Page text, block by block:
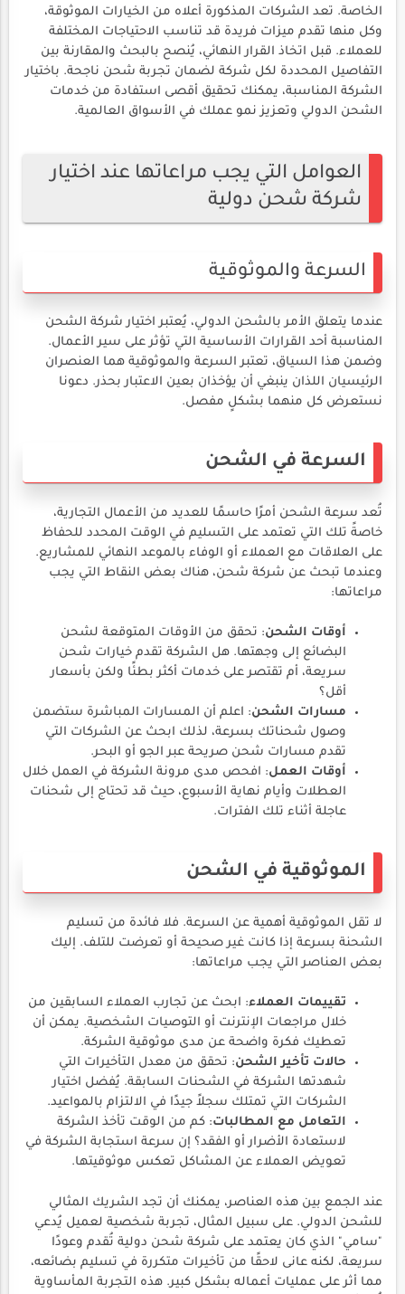
الخاصة. تعد الشركات المذكورة أعلاه من الخيارات الموثوقة،
وكل منها تقدم ميزات فريدة قد تناسب الاحتياجات المختلفة
للعملاء. قبل اتخاذ القرار النهائي، يُنصح بالبحث والمقارنة بين
التفاصيل المحددة لكل شركة لضمان تجربة شحن ناجحة. باختيار
الشركة المناسبة، يمكنك تحقيق أقصى استفادة من خدمات
الشحن الدولي وتعزيز نمو عملك في الأسواق العالمية.
العوامل التي يجب مراعاتها عند اختيار
شركة شحن دولية
السرعة والموثوقية
عندما يتعلق الأمر بالشحن الدولي، يُعتبر اختيار شركة الشحن
المناسبة أحد القرارات الأساسية التي تؤثر على سير الأعمال.
وضمن هذا السياق، تعتبر السرعة والموثوقية هما العنصران
الرئيسيان اللذان ينبغي أن يؤخذان بعين الاعتبار بحذر. دعونا
نستعرض كل منهما بشكلٍ مفصل.
السرعة في الشحن
تُعد سرعة الشحن أمرًا حاسمًا للعديد من الأعمال التجارية،
خاصةً تلك التي تعتمد على التسليم في الوقت المحدد للحفاظ
على العلاقات مع العملاء أو الوفاء بالموعد النهائي للمشاريع.
وعندما تبحث عن شركة شحن، هناك بعض النقاط التي يجب
مراعاتها:
أوقات الشحن: تحقق من الأوقات المتوقعة لشحن
البضائع إلى وجهتها. هل الشركة تقدم خيارات شحن
سريعة، أم تقتصر على خدمات أكثر بطئًا ولكن بأسعار
أقل؟
مسارات الشحن: اعلم أن المسارات المباشرة ستضمن
وصول شحناتك بسرعة، لذلك ابحث عن الشركات التي
تقدم مسارات شحن صريحة عبر الجو أو البحر.
أوقات العمل: افحص مدى مرونة الشركة في العمل خلال
العطلات وأيام نهاية الأسبوع، حيث قد تحتاج إلى شحنات
عاجلة أثناء تلك الفترات.
الموثوقية في الشحن
لا تقل الموثوقية أهمية عن السرعة. فلا فائدة من تسليم
الشحنة بسرعة إذا كانت غير صحيحة أو تعرضت للتلف. إليك
بعض العناصر التي يجب مراعاتها:
تقييمات العملاء: ابحث عن تجارب العملاء السابقين من
خلال مراجعات الإنترنت أو التوصيات الشخصية. يمكن أن
تعطيك فكرة واضحة عن مدى موثوقية الشركة.
حالات تأخير الشحن: تحقق من معدل التأخيرات التي
شهدتها الشركة في الشحنات السابقة. يُفضل اختيار
الشركات التي تمتلك سجلاً جيدًا في الالتزام بالمواعيد.
التعامل مع المطالبات: كم من الوقت تأخذ الشركة
لاستعادة الأضرار أو الفقد؟ إن سرعة استجابة الشركة في
تعويض العملاء عن المشاكل تعكس موثوقيتها.
عند الجمع بين هذه العناصر، يمكنك أن تجد الشريك المثالي
للشحن الدولي. على سبيل المثال، تجربة شخصية لعميل يُدعي
"سامي" الذي كان يعتمد على شركة شحن دولية تُقدم وعودًا
سريعة، لكنه عانى لاحقًا من تأخيرات متكررة في تسليم بضائعه،
مما أثر على عمليات أعماله بشكل كبير. هذه التجربة المأساوية